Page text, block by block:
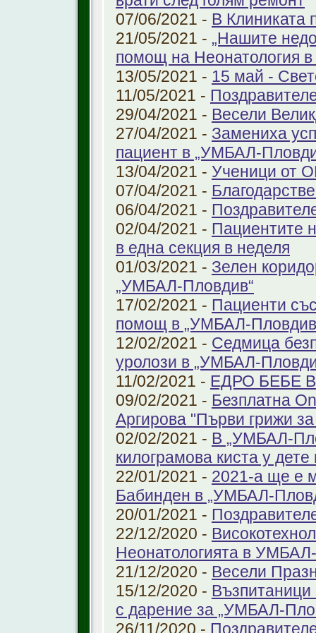
07/06/2021 - В Клиниката
21/05/2021 - „Нашите
помощ на Неонатология
13/05/2021 - 15 май -
11/05/2021 -
29/04/2021 - Весели
27/04/2021 - Замениха
пациент в „УМБАЛ-
13/04/2021 - Ученици от
07/04/2021 -
06/04/2021 -
02/04/2021 - Пациентите
в една секция в неделя
01/03/2021 - Зелен
„УМБАЛ-Пловдив“
17/02/2021 - Пациенти
помощ в „УМБАЛ-
12/02/2021 - Седмица
уролози в „УМБАЛ-
11/02/2021 - ЕДРО БЕБЕ
09/02/2021 - Безплатна
Аргирова "Първи грижи
02/02/2021 - В „УМБАЛ-
килограмова киста у дете
22/01/2021 - 2021-а ще е
Бабинден в „УМБАЛ-
20/01/2021 -
22/12/2020 -
Неонатологията в
21/12/2020 - Весели
15/12/2020 -
с дарение за „УМБАЛ-
26/11/2020 -